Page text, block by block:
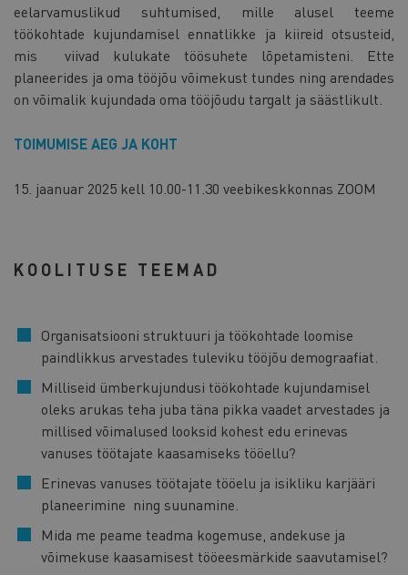
eelarvamuslikud suhtumised, mille alusel teeme
töökohtade kujundamisel ennatlikke ja kiireid otsusteid,
mis viivad kulukate töösuhete lõpetamisteni. Ette
planeerides ja oma tööjõu võimekust tundes ning arendades
on võimalik kujundada oma tööjõudu targalt ja säästlikult.
TOIMUMISE AEG JA KOHT
15. jaanuar 2025 kell 10.00-11.30 veebikeskkonnas ZOOM
KOOLITUSE TEEMAD
Organisatsiooni struktuuri ja töökohtade loomise
paindlikkus arvestades tuleviku tööjõu demograafiat.
Milliseid ümberkujundusi töökohtade kujundamisel
oleks arukas teha juba täna pikka vaadet arvestades ja
millised võimalused looksid kohest edu erinevas
vanuses töötajate kaasamiseks tööellu?
Erinevas vanuses töötajate tööelu ja isikliku karjääri
planeerimine ning suunamine.
Mida me peame teadma kogemuse, andekuse ja
võimekuse kaasamisest tööeesmärkide saavutamisel?